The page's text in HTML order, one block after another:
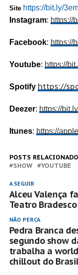
Site https://bit.ly/
Instagram: https://
Facebook: https://
Youtube: https://
Spotify https://
Deezer: https://
Itunes: https://
POSTS
SHOW
YOUTUBE
A SEGUIR
Alceu Valença
Teatro Bradesco
NÃO PERCA
Pedra Branca
segundo show
trabalha a
chillout do